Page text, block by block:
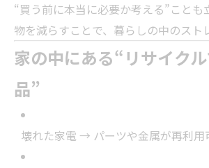
“買う前に本当に必要か考える”ことも
物を減らすことで、暮らしの中のスト
家の中にある“リサイク
品”
壊れた家電 → パーツや金属が再利用